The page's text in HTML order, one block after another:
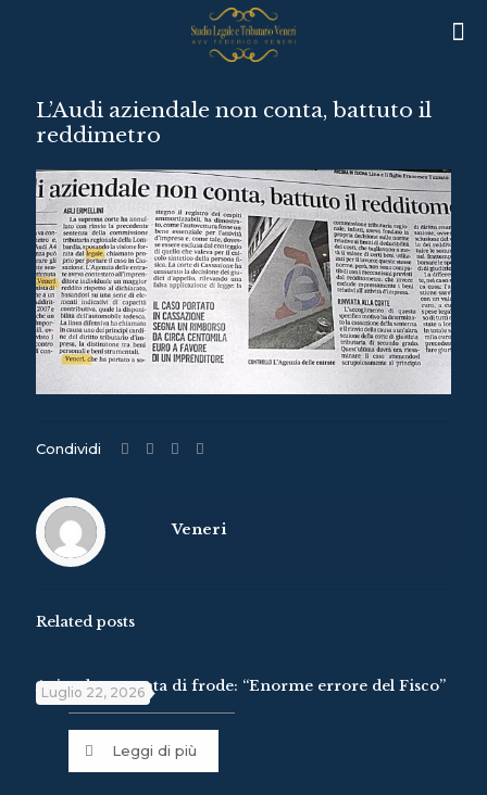
L’Audi aziendale non conta, battuto il
reddimetro
Condividi
Veneri
Related posts
Luglio 22, 2026
Azienda accusata di frode: “Enorme errore del Fisco”
Leggi di più